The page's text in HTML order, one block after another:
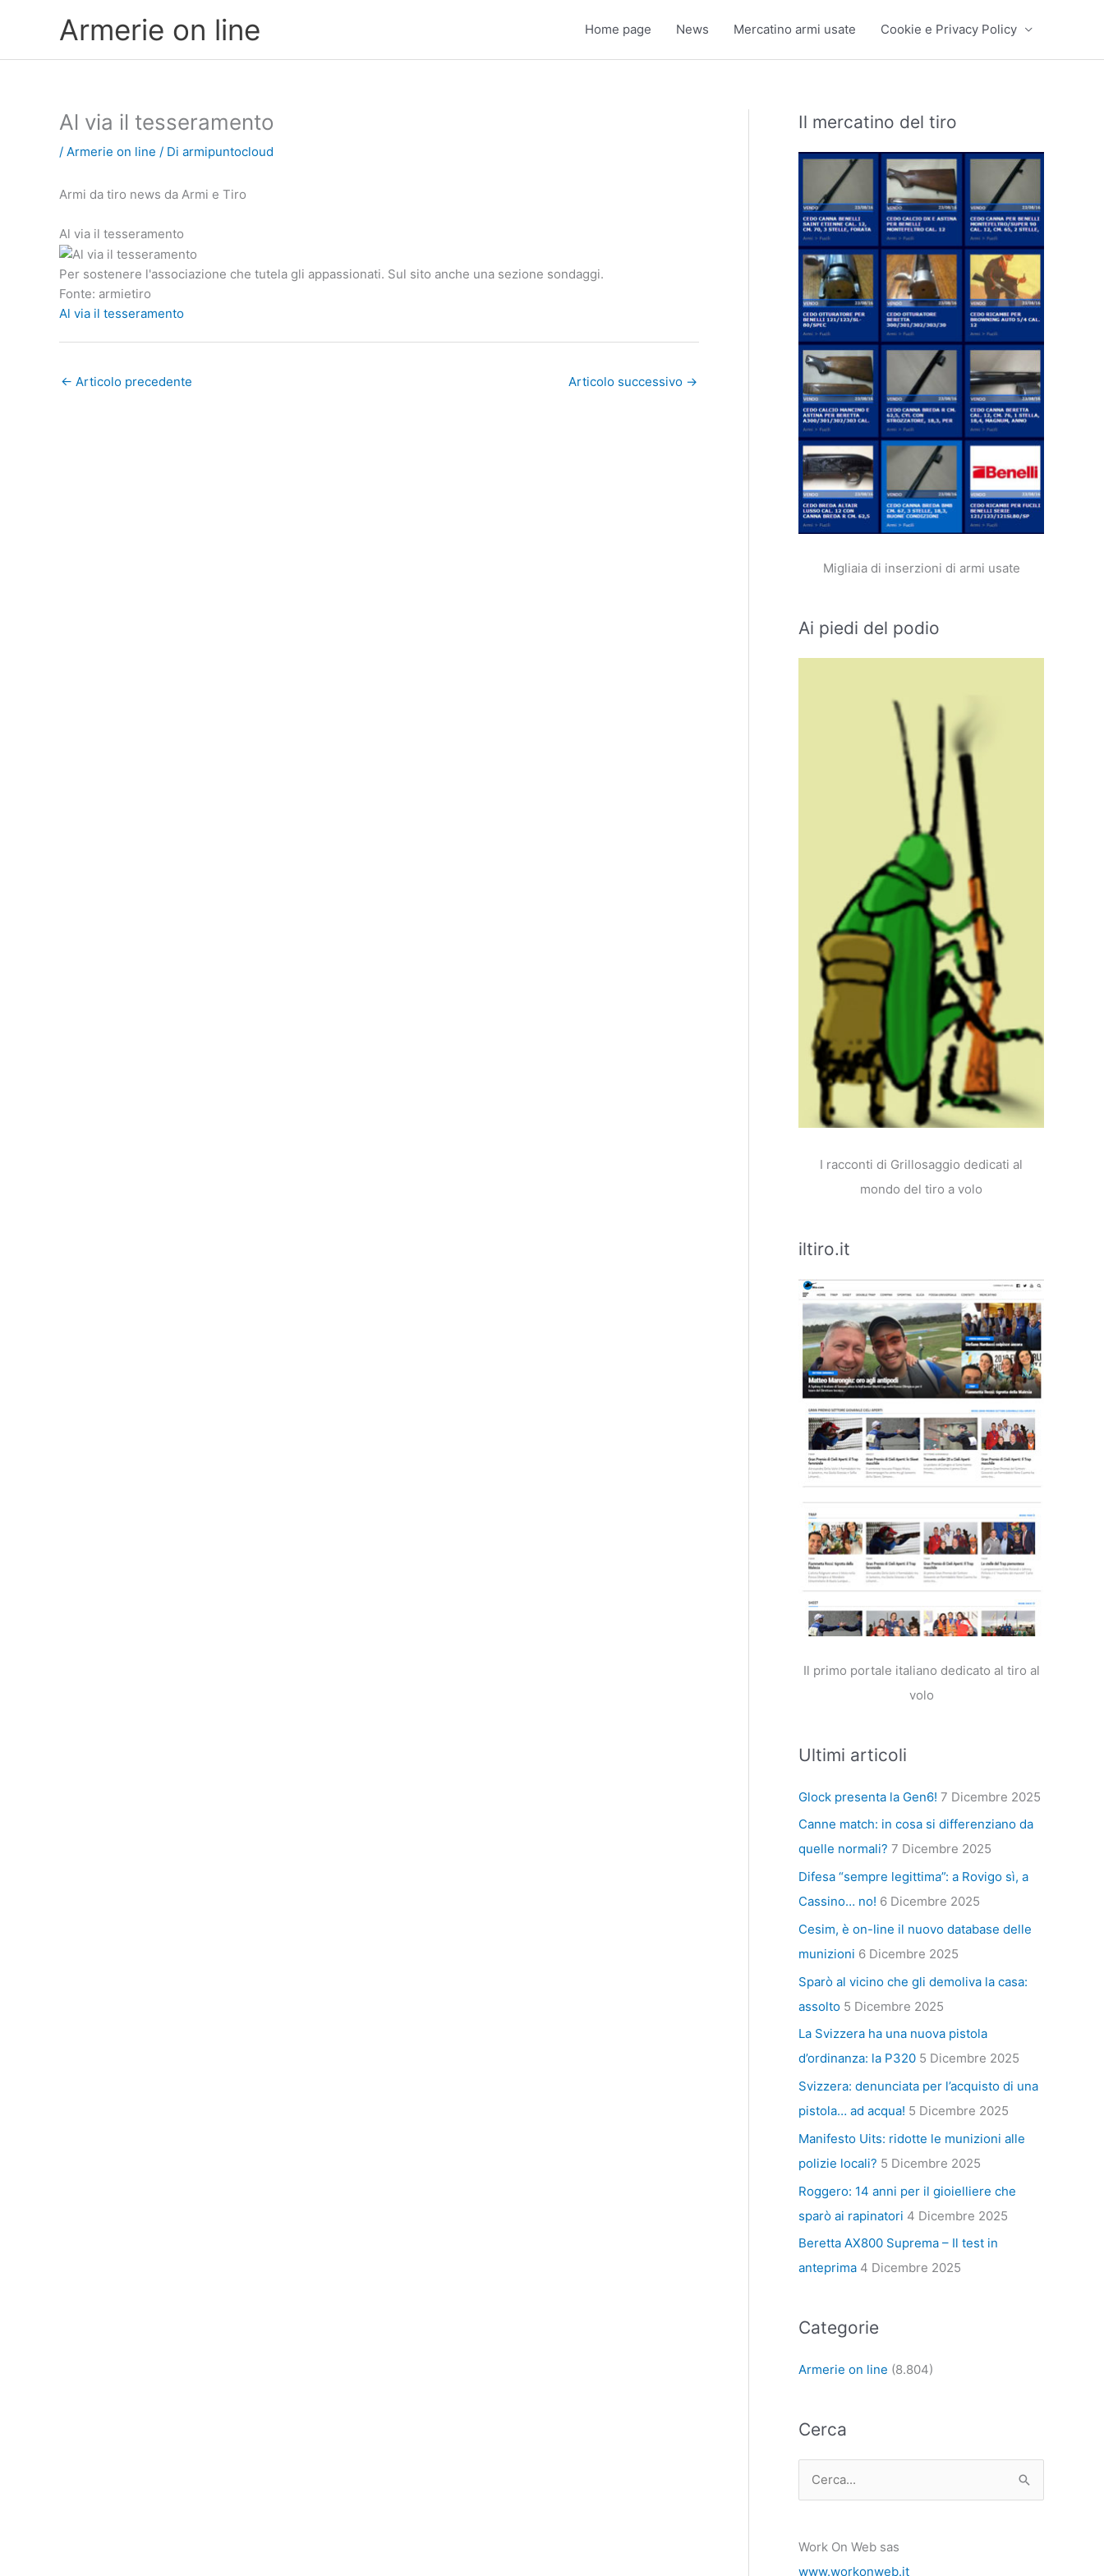
Armerie on line Home page News Mercatino armi usate Cookie e Privacy Policy
Al via il tesseramento
/ Armerie on line / Di armipuntocloud
Armi da tiro news da Armi e Tiro
Al via il tesseramento
Per sostenere l'associazione che tutela gli appassionati. Sul sito anche una sezione sondaggi.
Fonte: armietiro
Al via il tesseramento
← Articolo precedente Articolo successivo →
Il mercatino del tiro
Migliaia di inserzioni di armi usate
Ai piedi del podio
I racconti di Grillosaggio dedicati al
mondo del tiro a volo
iltiro.it
Il primo portale italiano dedicato al tiro al
volo
Ultimi articoli
Glock presenta la Gen6! 7 Dicembre 2025
Canne match: in cosa si differenziano da
quelle normali? 7 Dicembre 2025
Difesa “sempre legittima”: a Rovigo sì, a
Cassino… no! 6 Dicembre 2025
Cesim, è on-line il nuovo database delle
munizioni 6 Dicembre 2025
Sparò al vicino che gli demoliva la casa:
assolto 5 Dicembre 2025
La Svizzera ha una nuova pistola
d’ordinanza: la P320 5 Dicembre 2025
Svizzera: denunciata per l’acquisto di una
pistola… ad acqua! 5 Dicembre 2025
Manifesto Uits: ridotte le munizioni alle
polizie locali? 5 Dicembre 2025
Roggero: 14 anni per il gioielliere che
sparò ai rapinatori 4 Dicembre 2025
Beretta AX800 Suprema – Il test in
anteprima 4 Dicembre 2025
Categorie
Armerie on line (8.804)
Cerca
Work On Web sas
www.workonweb.it